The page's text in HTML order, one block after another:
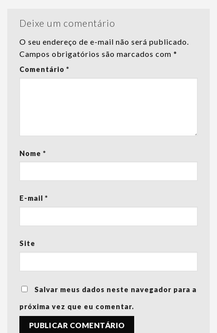
Deixe um comentário
O seu endereço de e-mail não será publicado.
Campos obrigatórios são marcados com *
Comentário *
Nome *
E-mail *
Site
Salvar meus dados neste navegador para a
próxima vez que eu comentar.